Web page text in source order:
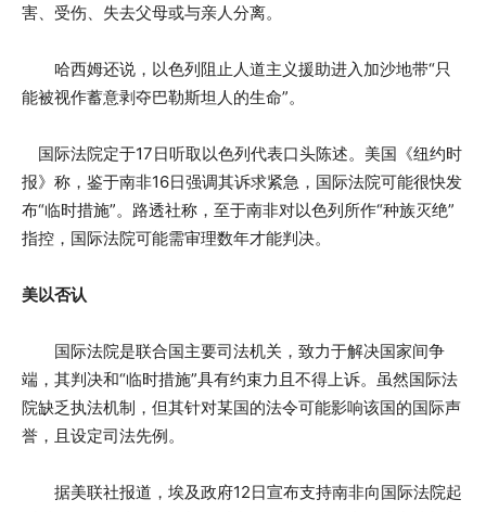
害、受伤、失去父母或与亲人分离。
哈西姆还说，以色列阻止人道主义援助进入加沙地带“只
能被视作蓄意剥夺巴勒斯坦人的生命”。
国际法院定于17日听取以色列代表口头陈述。美国《纽约时
报》称，鉴于南非16日强调其诉求紧急，国际法院可能很快发
布“临时措施”。路透社称，至于南非对以色列所作“种族灭绝”
指控，国际法院可能需审理数年才能判决。
美以否认
国际法院是联合国主要司法机关，致力于解决国家间争
端，其判决和“临时措施”具有约束力且不得上诉。虽然国际法
院缺乏执法机制，但其针对某国的法令可能影响该国的国际声
誉，且设定司法先例。
据美联社报道，埃及政府12日宣布支持南非向国际法院起